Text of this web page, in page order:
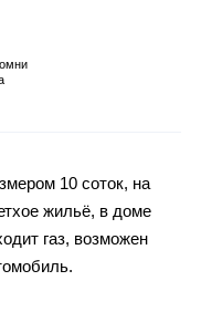
10 соток, на
жильё, в доме
газ, возможен